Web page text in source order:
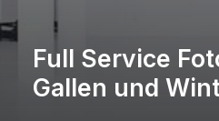
Full Service
Gallen und